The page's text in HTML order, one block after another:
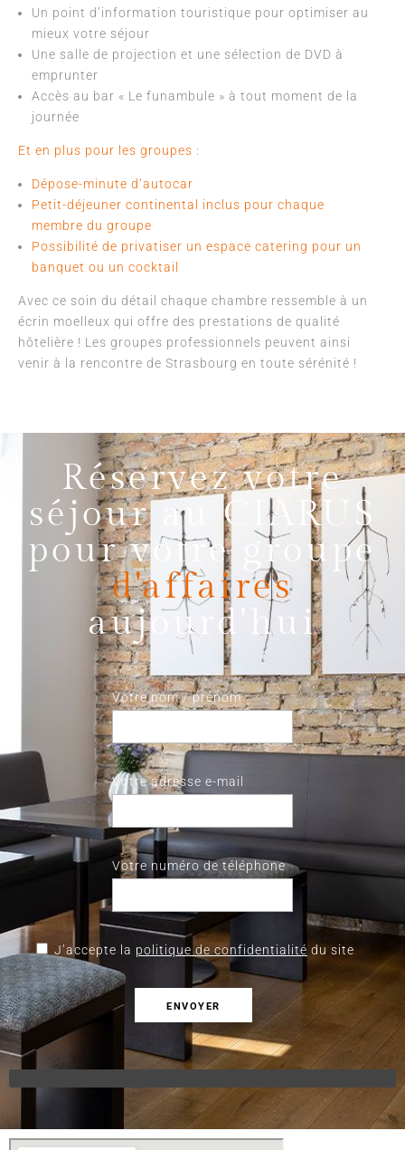
Un point d’information touristique pour optimiser au
mieux votre séjour
Une salle de projection et une sélection de DVD à
emprunter
Accès au bar « Le funambule » à tout moment de la
journée
Et en plus pour les groupes :
Dépose-minute d’autocar
Petit-déjeuner continental inclus pour chaque
membre du groupe
Possibilité de privatiser un espace catering pour un
banquet ou un cocktail
Avec ce soin du détail chaque chambre ressemble à un
écrin moelleux qui offre des prestations de qualité
hôtelière ! Les groupes professionnels peuvent ainsi
venir à la rencontre de Strasbourg en toute sérénité !
Réservez votre
séjour au CIARUS
pour votre groupe
d'affaires
aujourd'hui
Votre nom / prénom
Votre adresse e-mail
Votre numéro de téléphone
J’accepte la politique de confidentialité du site